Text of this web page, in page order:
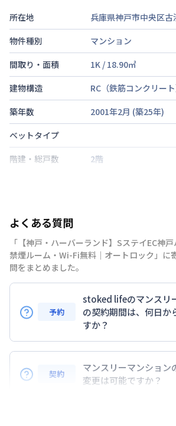
所在地
兵庫県神戸市中央区
物件種別
マンション
間取り・面積
1K / 18.90㎡
建物構造
RC（鉄筋コンクリート
築年数
2001年2月 (築25年)
ベットタイプ
階建・総戸数
2階
禁煙・喫煙
交通
神戸市海岸線ハーバ
2名
駐車場
なし
情報更新日 2026年7月25日
よくある質問
「【神戸・ハーバーランド】SステイEC神
禁煙ルーム・Wi-Fi無料｜オートロック」に
問をまとめました。
予約
stoked lifeのマンスリ
の契約期間は、何日か
すか？
7日以上からのご契約期間ですが1ヶ
のご契約期間の地域もございますの
合わせください。
契約
マンスリーマンション
変更は可能ですか？
約が入っていなければ、ご対応可能